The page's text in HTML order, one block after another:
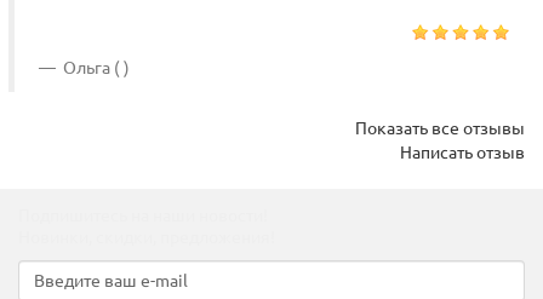
Ольга ( )
Показать все отзывы
Написать отзыв